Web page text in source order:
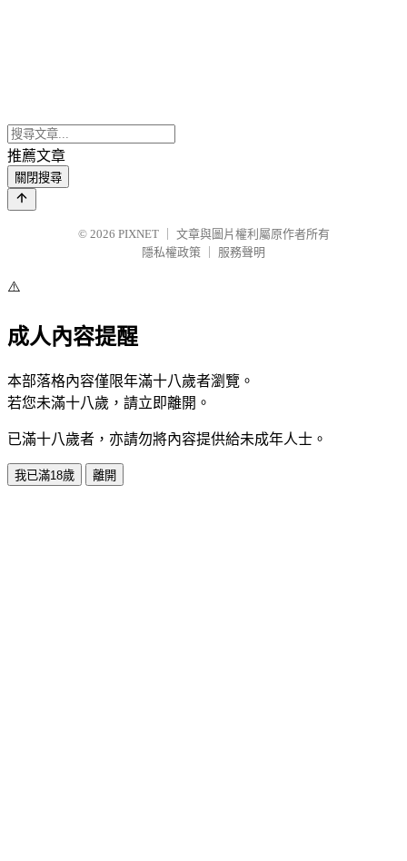
推薦文章
關閉搜尋
© 2026 PIXNET
文章與圖片權利屬原作者所有
隱私權政策
服務聲明
⚠️
成人內容提醒
本部落格內容僅限年滿十八歲者瀏覽。
若您未滿十八歲，請立即離開。
已滿十八歲者，亦請勿將內容提供給未成年人士。
我已滿18歲 離開